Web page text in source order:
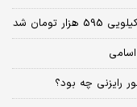
شد
رایزنی چه بود؟